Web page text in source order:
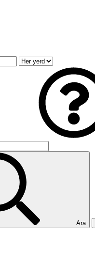
Ara